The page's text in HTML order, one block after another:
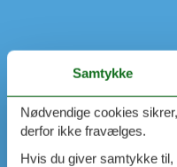
Samtykke
Nødvendige cookies
derfor ikke fravælges.
Hvis du giver samtykke